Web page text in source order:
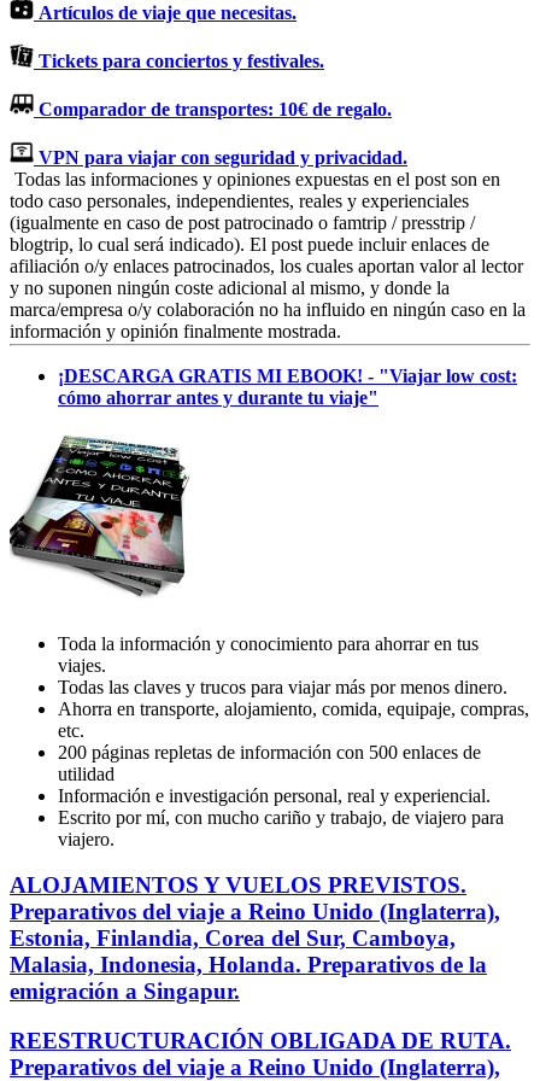
Artículos de viaje que necesitas.
Tickets para conciertos y festivales.
Comparador de transportes: 10€ de regalo.
VPN para viajar con seguridad y privacidad.
Todas las informaciones y opiniones expuestas en el post son en
todo caso personales, independientes, reales y experienciales
(igualmente en caso de post patrocinado o famtrip / presstrip /
blogtrip, lo cual será indicado). El post puede incluir enlaces de
afiliación o/y enlaces patrocinados, los cuales aportan valor al lector
y no suponen ningún coste adicional al mismo, y donde la
marca/empresa o/y colaboración no ha influido en ningún caso en la
información y opinión finalmente mostrada.
¡DESCARGA GRATIS MI EBOOK! - "Viajar low cost:
cómo ahorrar antes y durante tu viaje"
Toda la información y conocimiento para ahorrar en tus
viajes.
Todas las claves y trucos para viajar más por menos dinero.
Ahorra en transporte, alojamiento, comida, equipaje, compras,
etc.
200 páginas repletas de información con 500 enlaces de
utilidad
Información e investigación personal, real y experiencial.
Escrito por mí, con mucho cariño y trabajo, de viajero para
viajero.
ALOJAMIENTOS
Y
VUELOS
PREVISTOS.
Preparativos
del
a
Reino
ALOJAMIENTOS Y VUELOS PREVISTOS.
Preparativos del viaje a Reino Unido (Inglaterra),
Estonia, Finlandia, Corea del Sur, Camboya,
Malasia, Indonesia, Holanda. Preparativos de la
emigración a Singapur.
REESTRUCTURACIÓN
OBLIGADA
REESTRUCTURACIÓN OBLIGADA DE RUTA.
Preparativos del viaje a Reino Unido (Inglaterra),